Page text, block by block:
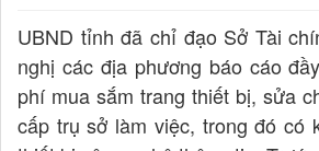
UBND tỉnh đã chỉ đạo Sở Tài
nghị các địa phương báo cáo
phí mua sắm trang thiết bị, sửa
cấp trụ sở làm việc, trong đó có